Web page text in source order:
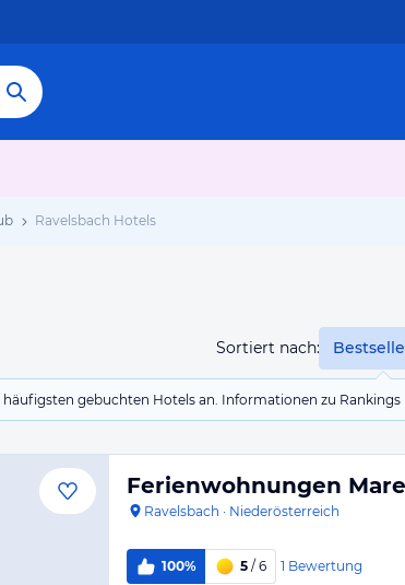
Ravelsbach Hotels
Sortiert nach:
häufigsten gebuchten Hotels an. Informationen zu
Ferienwohnungen
Ravelsbach · Niederösterreich
100% 5 / 6 1 Bewertung